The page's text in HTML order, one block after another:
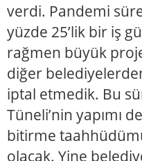
verdi. Pandemi
yüzde 25’lik bir iş
rağmen büyük
diğer
iptal etmedik. Bu
Tüneli’nin yapımı
bitirme
olacak. Yine